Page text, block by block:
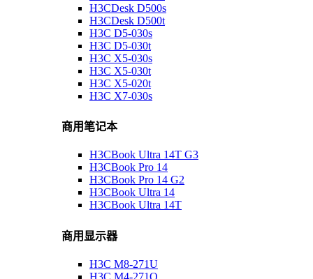
H3CDesk D500s
H3CDesk D500t
H3C D5-030s
H3C D5-030t
H3C X5-030s
H3C X5-030t
H3C X5-020t
H3C X7-030s
商用笔记本
H3CBook Ultra 14T G3
H3CBook Pro 14
H3CBook Pro 14 G2
H3CBook Ultra 14
H3CBook Ultra 14T
商用显示器
H3C M8-271U
H3C M4-271Q